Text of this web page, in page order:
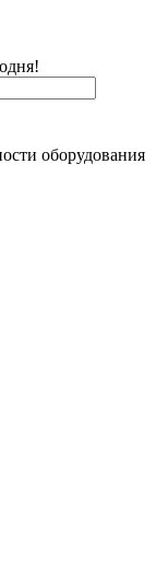
оборудования